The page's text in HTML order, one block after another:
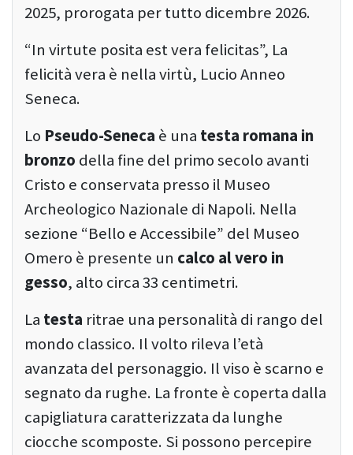
2025, prorogata per tutto dicembre 2026.
“In virtute posita est vera felicitas”, La
felicità vera è nella virtù, Lucio Anneo
Seneca.
Lo Pseudo-Seneca è una testa romana in
bronzo della fine del primo secolo avanti
Cristo e conservata presso il Museo
Archeologico Nazionale di Napoli. Nella
sezione “Bello e Accessibile” del Museo
Omero è presente un calco al vero in
gesso, alto circa 33 centimetri.
La testa ritrae una personalità di rango del
mondo classico. Il volto rileva l’età
avanzata del personaggio. Il viso è scarno e
segnato da rughe. La fronte è coperta dalla
capigliatura caratterizzata da lunghe
ciocche scomposte. Si possono percepire